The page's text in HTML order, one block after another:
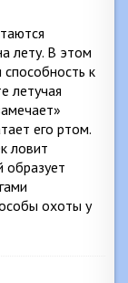
лету. В этом
к
летучая
его ртом.
ловит
охоты у